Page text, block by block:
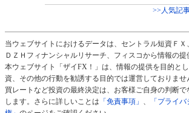
>>人気記
当ウェブサイトにおけるデータは、セントラル短資ＦＸ
ＤＺＨフィナンシャルリサーチ、フィスコから情報の提
本ウェブサイト「ザイFX！」は、情報の提供を目的と
資、その他の行動を勧誘する目的では運営しておりま
買レートなど投資の最終決定は、お客様ご自身の判断
します。さらに詳しいことは 「免責事項」
「プライ